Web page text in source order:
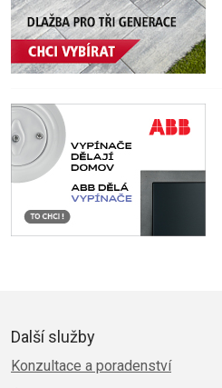
Další služby
Konzultace a poradenství